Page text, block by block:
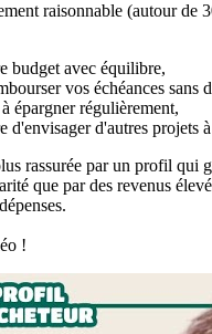
raisonnable (autour de
budget avec équilibre,
vos échéances sans
épargner régulièrement,
d'envisager d'autres projets
rassurée par un profil qui
que par des revenus
!